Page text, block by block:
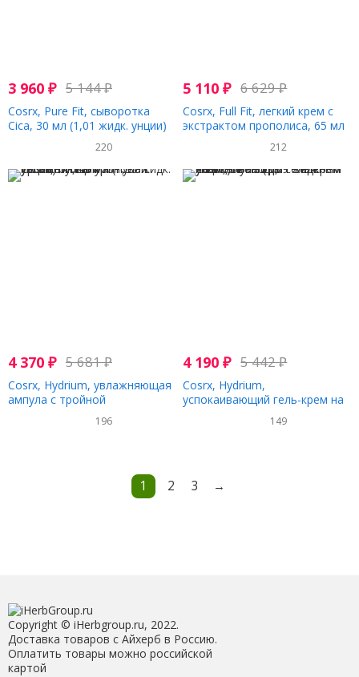
3 960 ₽ 5 144₽
Cosrx, Pure Fit, сыворотка
Cica, 30 мл (1,01 жидк. унции)
220
5 110₽ 6 629₽
Cosrx, Full Fit, легкий крем с
экстрактом прополиса, 65 мл
(2,19 жидк. унции)212
4 370 ₽ 5 681₽
Cosrx, Hydrium, увлажняющая
ампула с тройной
гиалуроновой кислотой, 40 мл
(1,35 жидк. унции)196
4 190₽ 5 442₽
Cosrx, Hydrium,
успокаивающий гель-крем на
основе воды с зеленым чаем,
50 мл (1,69 жидк. унций)
149
1 2 3 →
Copyright © iHerbgroup.ru, 2022.
Доставка товаров с Айхерб в Россию.
Оплатить товары можно российской
картой